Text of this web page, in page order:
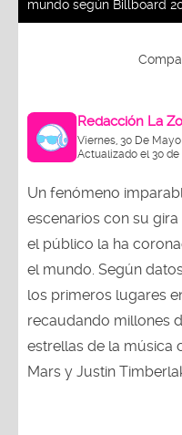
mundo según Billboard
Redacción La
Viernes, 30 De Mayo
Actualizado el 30 de
Un fenómeno
escenarios con su
el público la ha
el mundo. Según
los primeros lugares
recaudando millones
estrellas de la música
Mars y Justin